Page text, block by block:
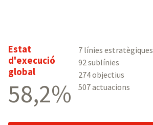
Estat
d'execució
global
58,2%
7 línies estratègiques
92 sublínies
274 objectius
507 actuacions